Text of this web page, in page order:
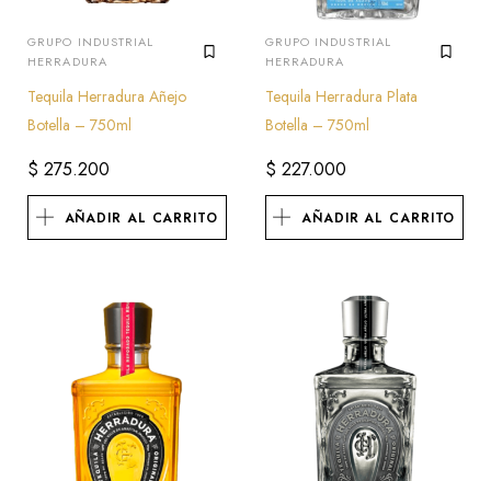
GRUPO INDUSTRIAL
HERRADURA
Tequila Herradura Añejo
Botella – 750ml
$ 275.200
AÑADIR AL CARRITO
GRUPO INDUSTRIAL
HERRADURA
Tequila Herradura Plata
Botella – 750ml
$ 227.000
AÑADIR AL CARRITO